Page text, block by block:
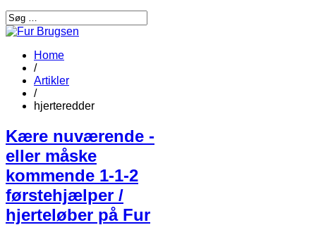
Home
/
Artikler
/
hjerteredder
Kære nuværende -
eller måske
kommende 1-1-2
førstehjælper /
hjerteløber på Fur